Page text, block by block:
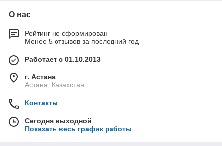
О нас
Рейтинг не сформирован
Менее 5 отзывов за последний год
Работает с 01.10.2013
г. Астана
Астана, Казахстан
Контакты
Сегодня выходной
Показать весь график работы